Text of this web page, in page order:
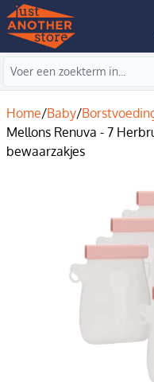
Home/Baby/
Mellons Renuva - 7
bewaarzakjes